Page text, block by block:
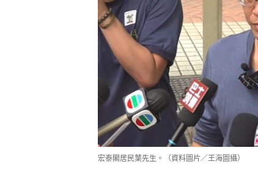
宏泰閣居民葉先生。（資料圖片／王海圖攝）